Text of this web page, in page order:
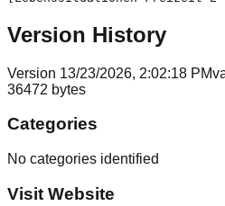
Version History
Version 13/23/2026, 2:02:18 PM
36472 bytes
Categories
No categories identified
Visit Website